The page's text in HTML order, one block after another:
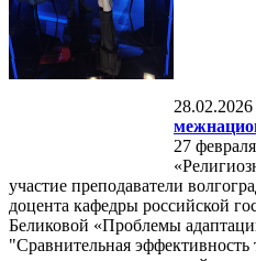
28.02.2026
27
участие преподаватели
доцента кафедры российской
Беликовой «Проблемы
"Сравнительная